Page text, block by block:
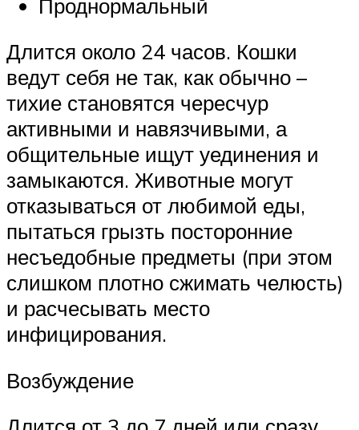
Проднормальный
Длится около 24 часов. Кошки
ведут себя не так, как обычно –
тихие становятся чересчур
активными и навязчивыми, а
общительные ищут уединения и
замыкаются. Животные могут
отказываться от любимой еды,
пытаться грызть посторонние
несъедобные предметы (при этом
слишком плотно сжимать челюсть)
и расчесывать место
инфицирования.
Возбуждение